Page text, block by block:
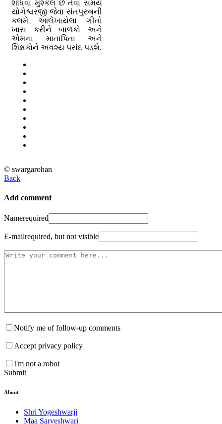
શોધવા મુશ્કેલ છે તેવા સમયે
યોગેશ્વરજી જેવા સંતપુરુષની
કલમે આલેખાયેલા ગીતો
ખાસ કરીને બાળકો અને
એમના માતાપિતા અને
શિક્ષકોને અવશ્ય પસંદ પડશે.
© swargarohan
Back
Add comment
Namerequired
E-mailrequired, but not visible
Notify me of follow-up comments
Accept privacy policy
I'm not a robot
Submit
About
Shri Yogeshwarji
Maa Sarveshwari